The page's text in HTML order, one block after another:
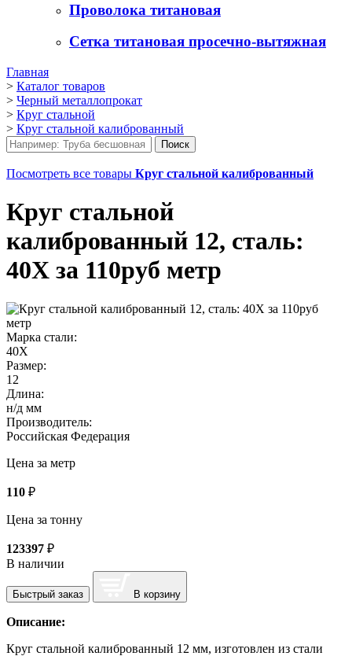
Проволока титановая
Сетка титановая просечно-вытяжная
Главная
> Каталог товаров
> Черный металлопрокат
> Круг стальной
> Круг стальной калиброванный
Посмотреть все товары Круг стальной калиброванный
Круг стальной
калиброванный 12, сталь:
40Х за 110руб метр
Марка стали:
40Х
Размер:
12
Длина:
н/д мм
Производитель:
Российская Федерация
Цена за метр
110 ₽
Цена за тонну
123397 ₽
В наличии
Быстрый заказ В корзину
Описание:
Круг стальной калиброванный 12 мм, изготовлен из стали